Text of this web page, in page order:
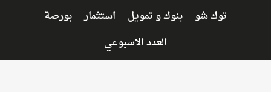
توك شو
بنوك و تمويل استثمار
بورصة
العدد الاسبوعي